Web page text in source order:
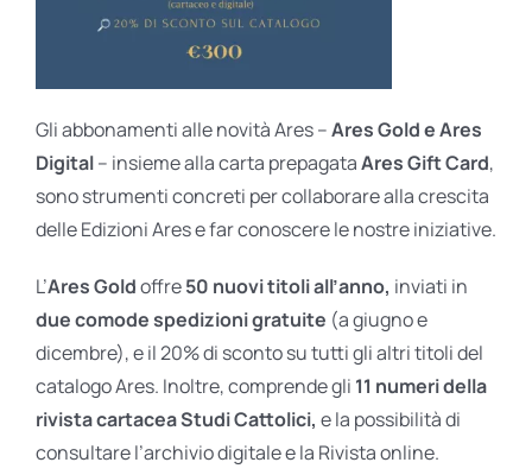
Gli abbonamenti alle novità Ares –Ares Gold e Ares
Digital– insieme alla carta prepagataAres Gift Card,
sono strumenti concreti per collaborare alla crescita
delle Edizioni Ares e far conoscere le nostre iniziative.
L’Ares Goldoffre50 nuovi titoli all’anno, inviati in
due comode spedizioni gratuite (a giugno e
dicembre), e il 20% di sconto su tutti gli altri titoli del
catalogo Ares. Inoltre, comprende gli 11 numeri della
rivista cartacea Studi Cattolici, e la possibilità di
consultare l’archivio digitale e la Rivista online.